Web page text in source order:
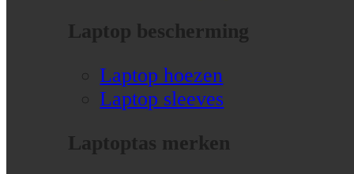
Laptop bescherming
Laptop hoezen
Laptop sleeves
Laptoptas merken